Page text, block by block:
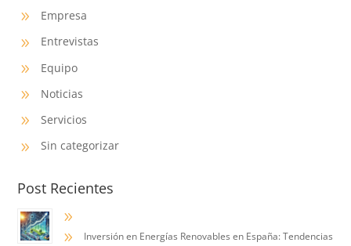
9 Empresa
9 Entrevistas
9 Equipo
9 Noticias
9 Servicios
9 Sin categorizar
Post Recientes
9
9
Inversión en Energías Renovables en España: Tendencias